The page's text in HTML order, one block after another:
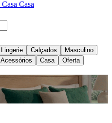
Casa Casa
Lingerie Calçados
Masculino
Acessórios Casa Oferta